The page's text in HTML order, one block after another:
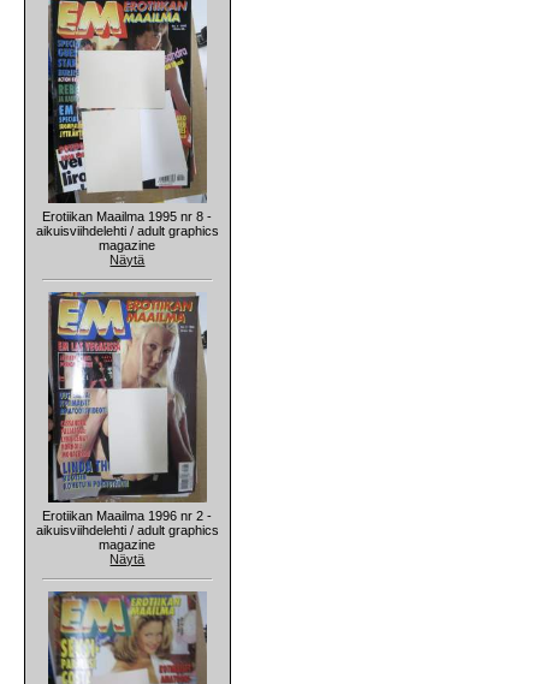
Erotiikan Maailma 1995 nr 8 -
aikuisviihdelehti / adult graphics
magazine
Näytä
Erotiikan Maailma 1996 nr 2 -
aikuisviihdelehti / adult graphics
magazine
Näytä